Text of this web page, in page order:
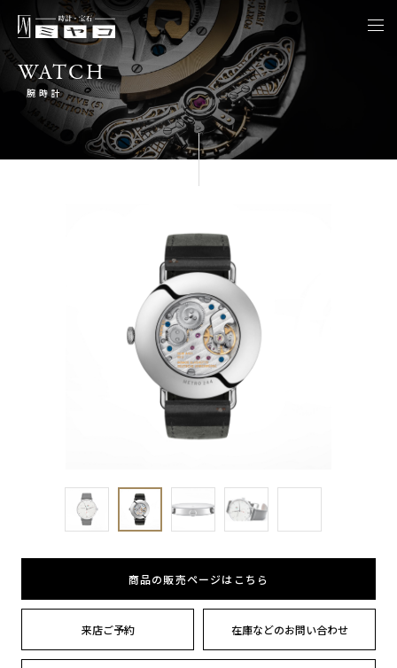
WATCH
腕時計
商品の販売ページはこちら
来店ご予約 在庫などのお問い合わせ